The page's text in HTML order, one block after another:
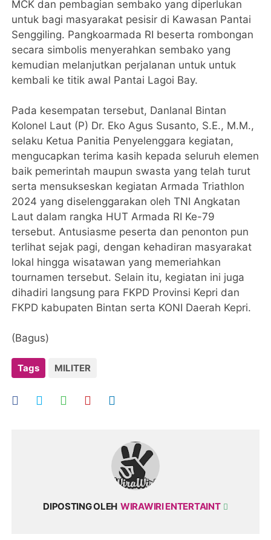
MCK dan pembagian sembako yang diperlukan
untuk bagi masyarakat pesisir di Kawasan Pantai
Senggiling. Pangkoarmada RI beserta rombongan
secara simbolis menyerahkan sembako yang
kemudian melanjutkan perjalanan untuk untuk
kembali ke titik awal Pantai Lagoi Bay.
Pada kesempatan tersebut, Danlanal Bintan
Kolonel Laut (P) Dr. Eko Agus Susanto, S.E., M.M.,
selaku Ketua Panitia Penyelenggara kegiatan,
mengucapkan terima kasih kepada seluruh elemen
baik pemerintah maupun swasta yang telah turut
serta mensukseskan kegiatan Armada Triathlon
2024 yang diselenggarakan oleh TNI Angkatan
Laut dalam rangka HUT Armada RI Ke-79
tersebut. Antusiasme peserta dan penonton pun
terlihat sejak pagi, dengan kehadiran masyarakat
lokal hingga wisatawan yang memeriahkan
tournamen tersebut. Selain itu, kegiatan ini juga
dihadiri langsung para FKPD Provinsi Kepri dan
FKPD kabupaten Bintan serta KONI Daerah Kepri.
(Bagus)
Tags MILITER
DIPOSTING OLEH WIRAWIRI ENTERTAINT